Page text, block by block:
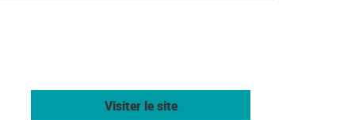
Visiter le site